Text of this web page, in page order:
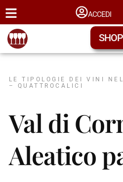
ACCEDI
SHOP
LE TIPOLOGIE DEI VINI
– QUATTROCALICI
Val di
Aleatico